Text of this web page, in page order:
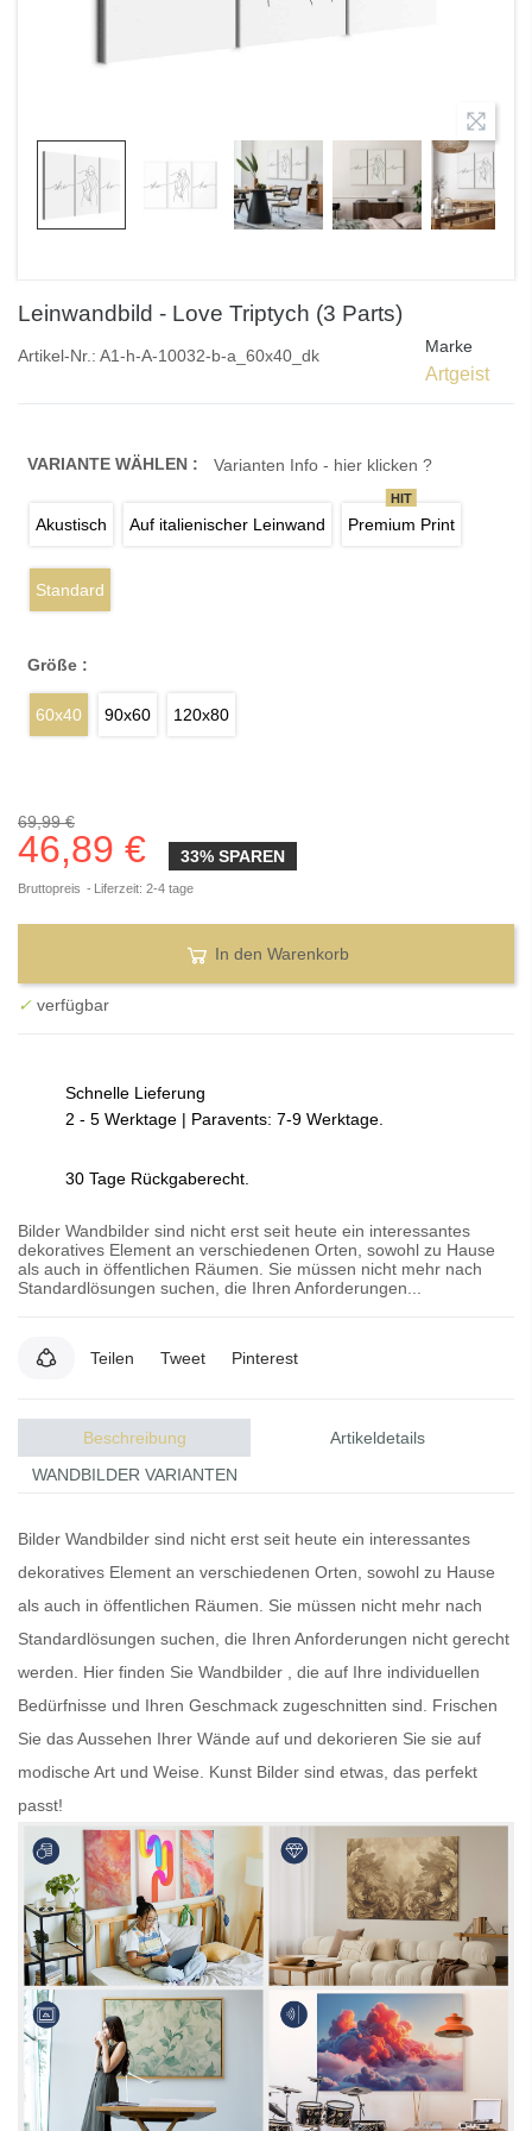
Leinwandbild - Love Triptych (3 Parts)
Artikel-Nr.: A1-h-A-10032-b-a_60x40_dk Marke
Artgeist
VARIANTE WÄHLEN : Varianten Info - hier klicken ?
Akustisch Auf italienischer Leinwand Premium Print
HIT
Standard
Größe :
60x40 90x60 120x80
69,99 €
46,89 € 33% SPAREN
Bruttopreis Liferzeit: 2-4 tage
In den Warenkorb
✓ verfügbar
Schnelle Lieferung
2 - 5 Werktage | Paravents: 7-9 Werktage.
30 Tage Rückgaberecht.
Bilder Wandbilder sind nicht erst seit heute ein interessantes
dekoratives Element an verschiedenen Orten, sowohl zu Hause
als auch in öffentlichen Räumen. Sie müssen nicht mehr nach
Standardlösungen suchen, die Ihren Anforderungen...
Teilen Tweet Pinterest
Beschreibung
Artikeldetails
WANDBILDER VARIANTEN
Bilder Wandbilder sind nicht erst seit heute ein interessantes
dekoratives Element an verschiedenen Orten, sowohl zu Hause
als auch in öffentlichen Räumen. Sie müssen nicht mehr nach
Standardlösungen suchen, die Ihren Anforderungen nicht gerecht
werden. Hier finden Sie Wandbilder , die auf Ihre individuellen
Bedürfnisse und Ihren Geschmack zugeschnitten sind. Frischen
Sie das Aussehen Ihrer Wände auf und dekorieren Sie sie auf
modische Art und Weise. Kunst Bilder sind etwas, das perfekt
passt!